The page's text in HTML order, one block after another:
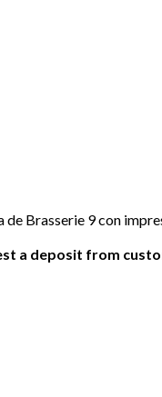
Brasserie 9 con
a deposit from